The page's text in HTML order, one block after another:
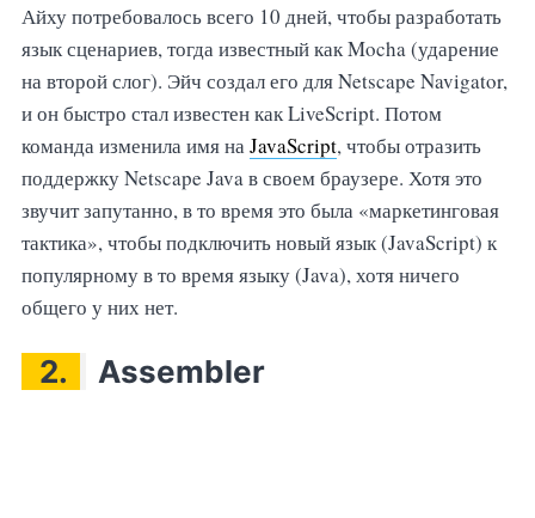
Айху потребовалось всего 10 дней, чтобы разработать
язык сценариев, тогда известный как Mocha (ударение
на второй слог). Эйч создал его для Netscape Navigator,
и он быстро стал известен как LiveScript. Потом
команда изменила имя наJavaScript, чтобы отразить
поддержку Netscape Java в своем браузере. Хотя это
звучит запутанно, в то время это была «маркетинговая
тактика», чтобы подключить новый язык (JavaScript) к
популярному в то время языку (Java), хотя ничего
общего у них нет.
2. Assembler